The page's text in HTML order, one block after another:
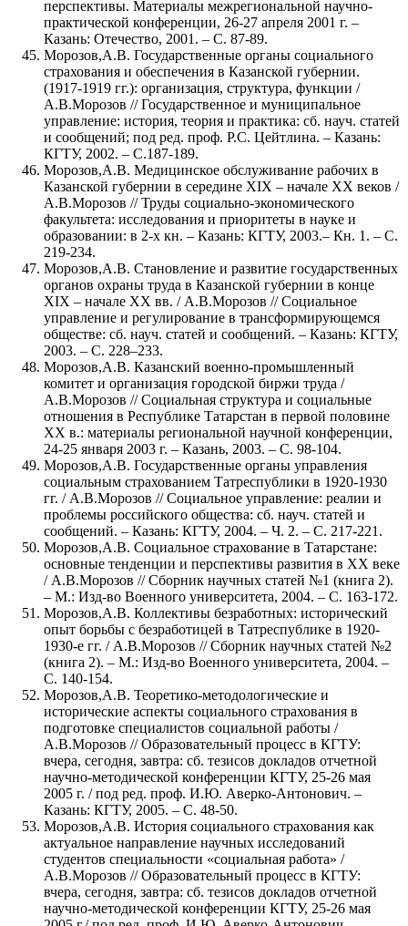
перспективы. Материалы межрегиональной научно-
практической конференции, 26-27 апреля 2001 г. –
Казань: Отечество, 2001. – С. 87-89.
Морозов,А.В. Государственные органы социального
страхования и обеспечения в Казанской губернии.
(1917-1919 гг.): организация, структура, функции /
А.В.Морозов // Государственное и муниципальное
управление: история, теория и практика: сб. науч. статей
и сообщений; под ред. проф. Р.С. Цейтлина. – Казань:
КГТУ, 2002. – С.187-189.
Морозов,А.В. Медицинское обслуживание рабочих в
Казанской губернии в середине XIX – начале ХХ веков /
А.В.Морозов // Труды социально-экономического
факультета: исследования и приоритеты в науке и
образовании: в 2-х кн. – Казань: КГТУ, 2003.– Кн. 1. – С.
219-234.
Морозов,А.В. Становление и развитие государственных
органов охраны труда в Казанской губернии в конце
XIX – начале ХХ вв. / А.В.Морозов // Социальное
управление и регулирование в трансформирующемся
обществе: сб. науч. статей и сообщений. – Казань: КГТУ,
2003. – С. 228–233.
Морозов,А.В. Казанский военно-промышленный
комитет и организация городской биржи труда /
А.В.Морозов // Социальная структура и социальные
отношения в Республике Татарстан в первой половине
ХХ в.: материалы региональной научной конференции,
24-25 января 2003 г. – Казань, 2003. – С. 98-104.
Морозов,А.В. Государственные органы управления
социальным страхованием Татреспублики в 1920-1930
гг. / А.В.Морозов // Социальное управление: реалии и
проблемы российского общества: сб. науч. статей и
сообщений. – Казань: КГТУ, 2004. – Ч. 2. – С. 217-221.
Морозов,А.В. Социальное страхование в Татарстане:
основные тенденции и перспективы развития в XX веке
/ А.В.Морозов // Сборник научных статей №1 (книга 2).
– М.: Изд-во Военного университета, 2004. – С. 163-172.
Морозов,А.В. Коллективы безработных: исторический
опыт борьбы с безработицей в Татреспублике в 1920-
1930-е гг. / А.В.Морозов // Сборник научных статей №2
(книга 2). – М.: Изд-во Военного университета, 2004. –
С. 140-154.
Морозов,А.В. Теоретико-методологические и
исторические аспекты социального страхования в
подготовке специалистов социальной работы /
А.В.Морозов // Образовательный процесс в КГТУ:
вчера, сегодня, завтра: сб. тезисов докладов отчетной
научно-методической конференции КГТУ, 25-26 мая
2005 г. / под ред. проф. И.Ю. Аверко-Антонович. –
Казань: КГТУ, 2005. – С. 48-50.
Морозов,А.В. История социального страхования как
актуальное направление научных исследований
студентов специальности «социальная работа» /
А.В.Морозов // Образовательный процесс в КГТУ:
вчера, сегодня, завтра: сб. тезисов докладов отчетной
научно-методической конференции КГТУ, 25-26 мая